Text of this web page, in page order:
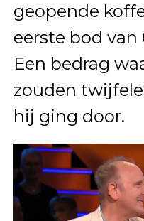
geopende
eerste bod van
Een bedrag
zouden
hij ging door.